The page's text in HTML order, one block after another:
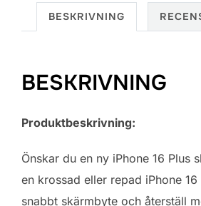
Display
In-
mängd
BESKRIVNING
BESKRIVNING
Produktbeskrivning:
Önskar du en ny iPhone 16 Plus
en krossad eller repad iPhone
snabbt skärmbyte och återställ